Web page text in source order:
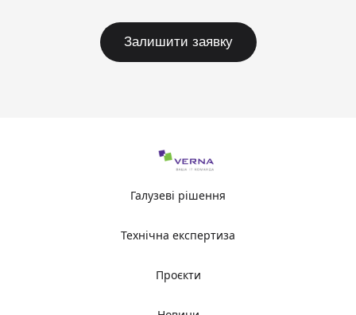
Залишити заявку
Галузеві рішення
Технічна експертиза
Проєкти